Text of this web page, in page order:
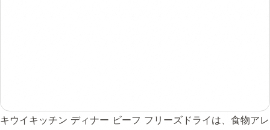
キウイキッチン ディナー ビーフ フリーズドライは、食物アレ